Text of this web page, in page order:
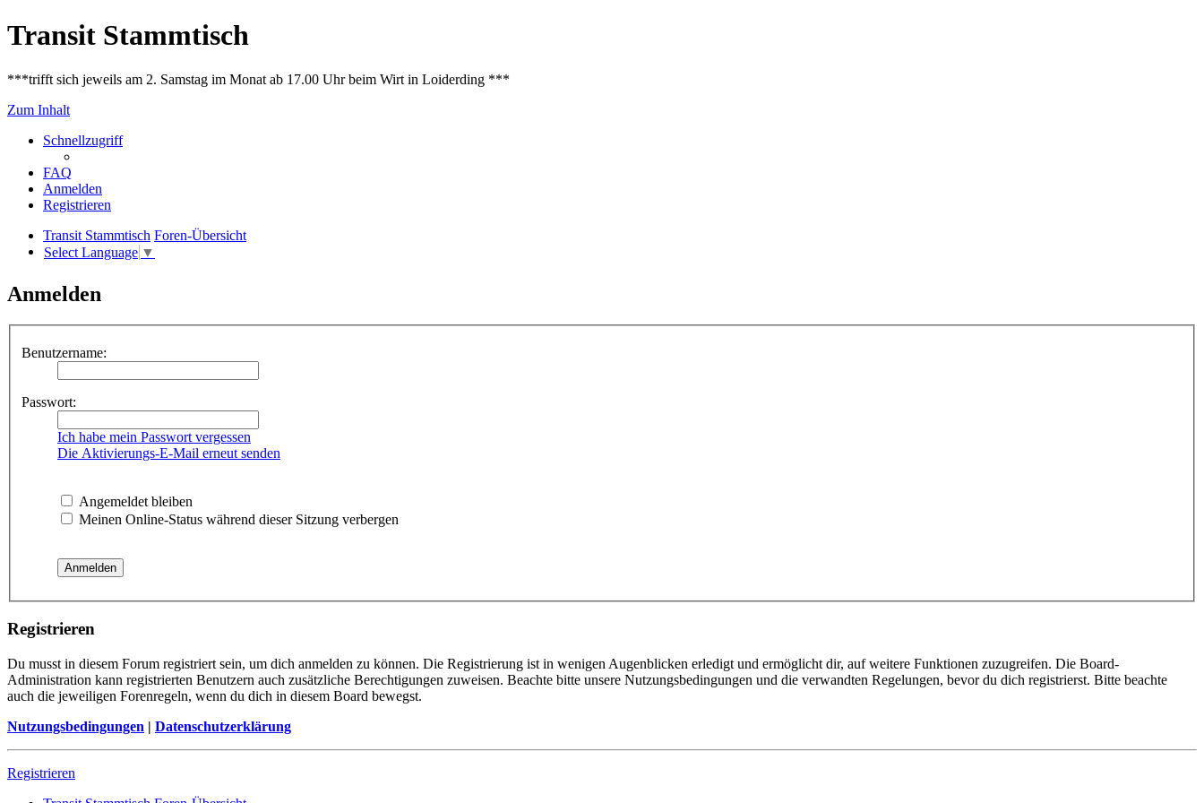
Transit Stammtisch
***trifft sich jeweils am 2. Samstag im Monat ab 17.00 Uhr beim Wirt in Loiderding ***
Zum Inhalt
Schnellzugriff
FAQ
Anmelden
Registrieren
Transit Stammtisch Foren-Übersicht
Select Language ▼
Anmelden
Benutzername:
Passwort:
Ich habe mein Passwort vergessen
Die Aktivierungs-E-Mail erneut senden
Angemeldet bleiben
Meinen Online-Status während dieser Sitzung verbergen
Registrieren
Du musst in diesem Forum registriert sein, um dich anmelden zu können. Die Registrierung ist in wenigen Augenblicken erledigt und ermöglicht dir, auf weitere Funktionen zuzugreifen. Die Board-
Administration kann registrierten Benutzern auch zusätzliche Berechtigungen zuweisen. Beachte bitte unsere Nutzungsbedingungen und die verwandten Regelungen, bevor du dich registrierst. Bitte beachte
auch die jeweiligen Forenregeln, wenn du dich in diesem Board bewegst.
Nutzungsbedingungen | Datenschutzerklärung
Registrieren